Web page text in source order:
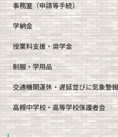
事務室（申請等手続）
学納金
授業料支援・奨学金
制服・学用品
交通機関運休・遅延並びに気象警
高槻中学校・高等学校保護者会